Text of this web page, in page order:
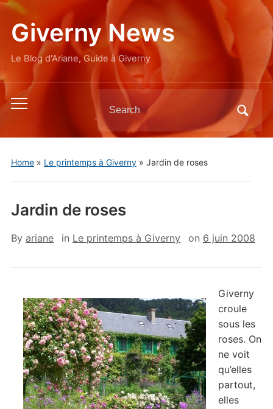
Giverny News
Le Blog d'Ariane, Guide à Giverny
Toggle
menu
Search
for:
Home» Le printemps à Giverny» Jardin de roses
Jardin de roses
By ariane in Le printemps à Giverny on 6 juin 2008
Giverny
croule
sous les
roses. On
ne voit
qu’elles
partout,
elles